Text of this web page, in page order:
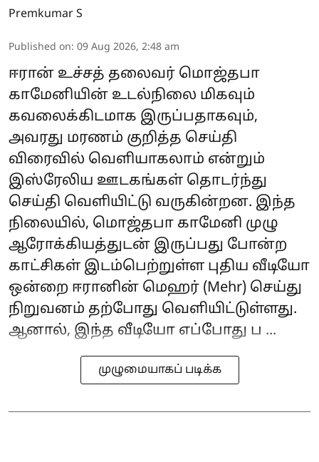
Premkumar S
Published on: 09 Aug 2026, 2:48 am
ஈரான் உச்சத் தலைவர் மொஜ்தபா
காமேனியின் உடல்நிலை மிகவும்
கவலைக்கிடமாக இருப்பதாகவும்,
அவரது மரணம் குறித்த செய்தி
விரைவில் வெளியாகலாம் என்றும்
இஸ்ரேலிய ஊடகங்கள் தொடர்ந்து
செய்தி வெளியிட்டு வருகின்றன. இந்த
நிலையில், மொஜ்தபா காமேனி முழு
ஆரோக்கியத்துடன் இருப்பது போன்ற
காட்சிகள் இடம்பெற்றுள்ள புதிய வீடியோ
ஒன்றை ஈரானின் மெஹர் (Mehr) செய்து
நிறுவனம் தற்போது வெளியிட்டுள்ளது.
ஆனால், இந்த வீடியோ எப்போது ப ...
முழுமையாகப் படிக்க